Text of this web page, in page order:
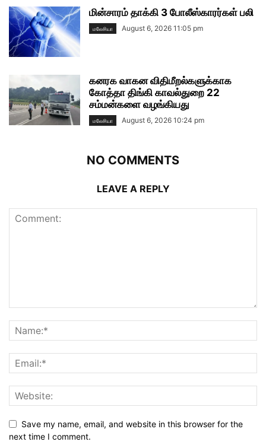
மின்சாரம் தாக்கி 3 போலீஸ்காரர்கள் பலி
மலேசியா August 6, 2026 11:05 pm
கனரக வாகன விதிமீறல்களுக்காக
கோத்தா திங்கி காவல்துறை 22
சம்மன்களை வழங்கியது
மலேசியா August 6, 2026 10:24 pm
NO COMMENTS
LEAVE A REPLY
Save my name, email, and website in this browser for the
next time I comment.